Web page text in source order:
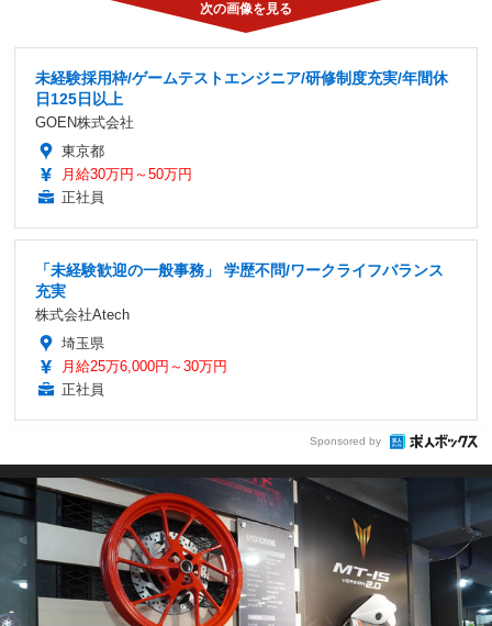
未経験採用枠/ゲームテストエンジニア/研修制度充実/年間休
日125日以上
GOEN株式会社
東京都
月給30万円～50万円
正社員
「未経験歓迎の一般事務」 学歴不問/ワークライフバランス
充実
株式会社Atech
埼玉県
月給25万6,000円～30万円
正社員
Sponsored by